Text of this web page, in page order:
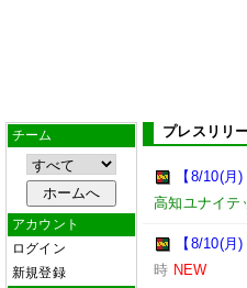
チーム
アカウント
ログイン
新規登録
プレスリリ
【8/10(
高知ユナイテ
【8/10(
時 NEW